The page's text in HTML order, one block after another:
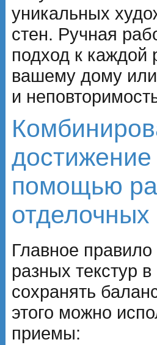
уникальных
стен. Ручная
подход к каждой
вашему дому
и
помощью
Главное
разных текстур
сохранять
этого можно
приемы: